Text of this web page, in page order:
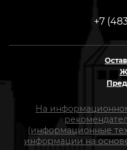
+7
На
(информационные
информации на